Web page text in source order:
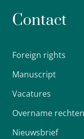
Contact
Foreign rights
Manuscript
Vacatures
Overname rechten
Nieuwsbrief